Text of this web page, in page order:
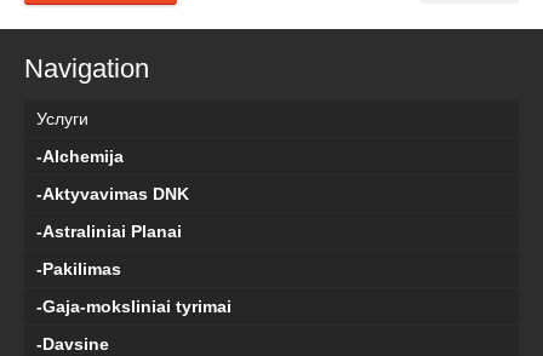
Navigation
Услуги
-Alchemija
-Aktyvavimas DNK
-Astraliniai Planai
-Pakilimas
-Gaja-moksliniai tyrimai
-Davsine